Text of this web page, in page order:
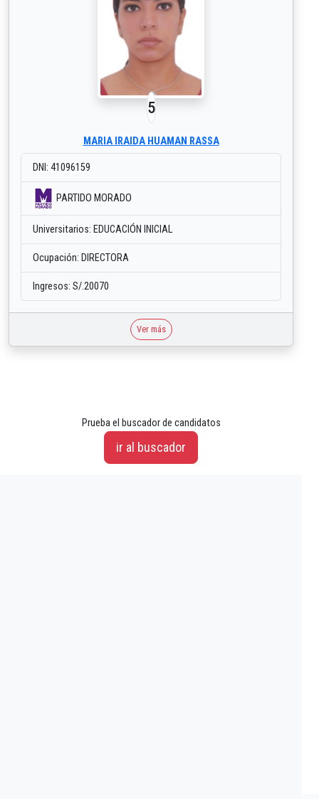
5
MARIA IRAIDA HUAMAN RASSA
DNI: 41096159
PARTIDO MORADO
Universitarios: EDUCACIÓN INICIAL
Ocupación: DIRECTORA
Ingresos: S/.20070
Ver más
Prueba el buscador de candidatos
ir al buscador